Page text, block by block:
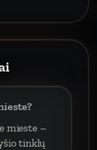
mieste –
tinklų